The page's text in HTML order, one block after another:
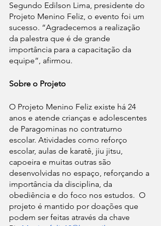
Segundo Edilson Lima, presidente do
Projeto Menino Feliz, o evento foi um
sucesso. “Agradecemos a realização
da palestra que é de grande
importância para a capacitação da
equipe”, afirmou.
Sobre o Projeto
O Projeto Menino Feliz existe há 24
anos e atende crianças e adolescentes
de Paragominas no contraturno
escolar. Atividades como reforço
escolar, aulas de karatê, jiu jitsu,
capoeira e muitas outras são
desenvolvidas no espaço, reforçando a
importância da disciplina, da
obediência e do foco nos estudos.  O
projeto é mantido por doações que
podem ser feitas através da chave